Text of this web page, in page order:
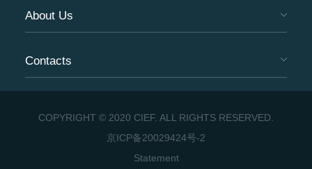
About Us
Contacts
COPYRIGHT © 2020 CIEF. ALL RIGHTS RESERVED.
京ICP备20029424号-2
Statement